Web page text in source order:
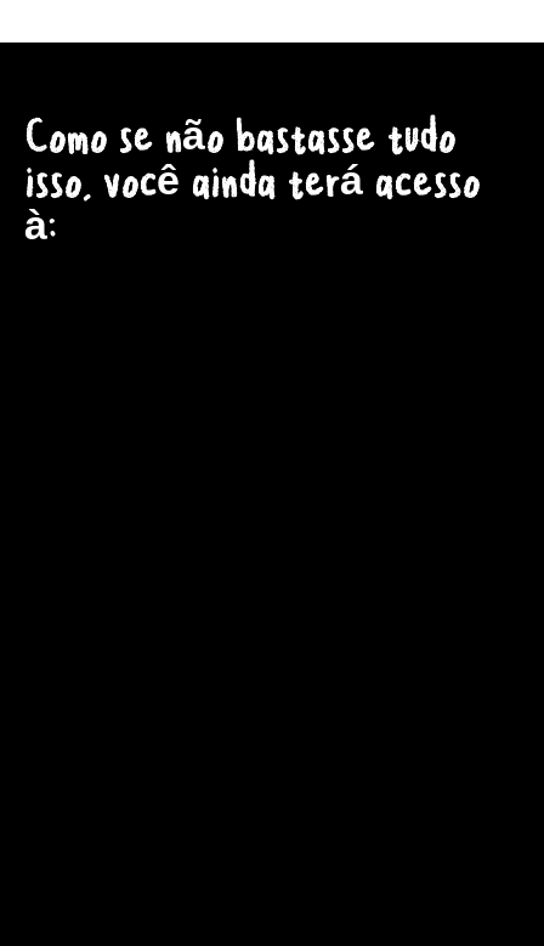
Como se não bastasse tudo
isso, você ainda terá acesso
à: